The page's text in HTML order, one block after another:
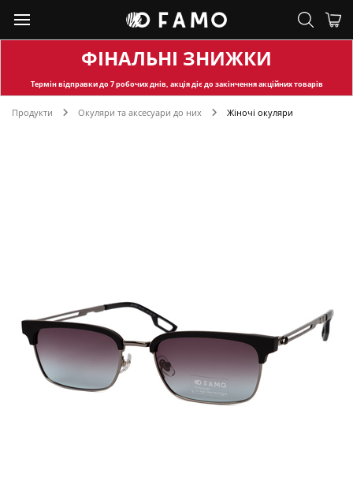
ФІНАЛЬНІ ЗНИЖКИ
Термін відправкидо 7 робочих днів, акція діє до закінчення акційних товарів
Продукти Окуляри та аксесуари до них Жіночі окуляри